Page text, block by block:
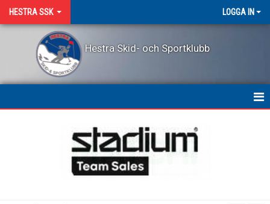
HESTRA SSK LOGGA IN
Hestra Skid- och Sportklubb